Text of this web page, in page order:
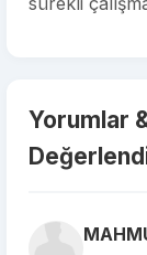
Yorumlar